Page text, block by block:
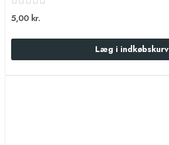
5,00 kr.
Læg i indkøbskurv